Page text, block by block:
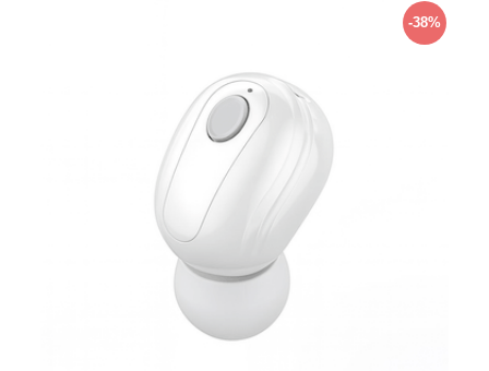
-38%